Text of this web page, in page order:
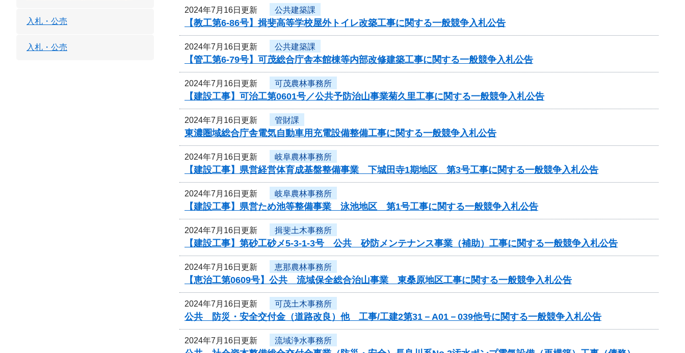
2024年7月16日更新 公共建築課
【教工第6-86号】揖斐高等学校屋外トイレ改築工事に関する一般競争入札公告
2024年7月16日更新 公共建築課
【管工第6-79号】可茂総合庁舎本館棟等内部改修建築工事に関する一般競争入札公告
2024年7月16日更新 可茂農林事務所
【建設工事】可治工第0601号／公共予防治山事業菊久里工事に関する一般競争入札公告
2024年7月16日更新 管財課
東濃圏域総合庁舎電気自動車用充電設備整備工事に関する一般競争入札公告
2024年7月16日更新 岐阜農林事務所
【建設工事】県営経営体育成基盤整備事業 下城田寺1期地区 第3号工事に関する一般競争入札公告
2024年7月16日更新 岐阜農林事務所
【建設工事】県営ため池等整備事業 泳池地区 第1号工事に関する一般競争入札公告
2024年7月16日更新 揖斐土木事務所
【建設工事】第砂工砂メ5-3-1-3号 公共 砂防メンテナンス事業（補助）工事に関する一般競争入札公告
2024年7月16日更新 恵那農林事務所
【恵治工第0609号】公共 流域保全総合治山事業 東桑原地区工事に関する一般競争入札公告
2024年7月16日更新 可茂土木事務所
公共 防災・安全交付金（道路改良）他 工事/工建2第31－A01－039他号に関する一般競争入札公告
2024年7月16日更新 流域浄水事務所
入札・公売
入札・公売